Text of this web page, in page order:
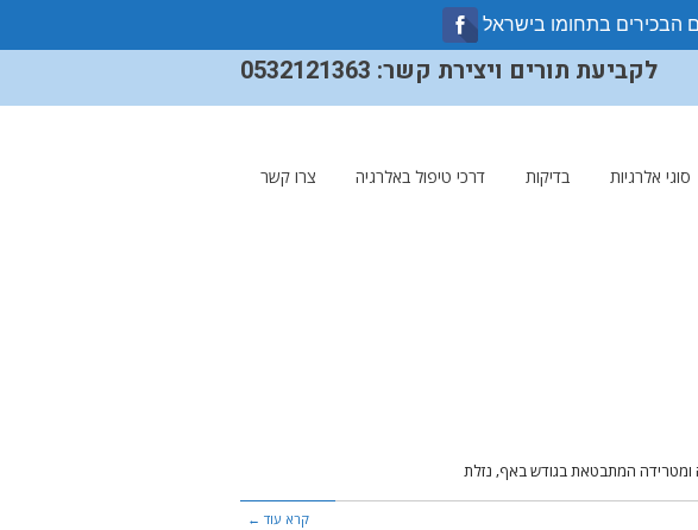
לקביעת תורים ויצירת קשר: 0532121363
סוגי אלרגיות בדיקות דרכי טיפול באלרגיה צרו קשר
ומטרידה המתבטאת בגודש באף, נזלת
קרא עוד ←
הבכירים בתחומו בישראל